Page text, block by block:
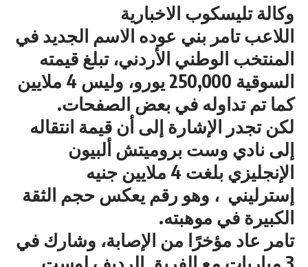
وكالة تليسكوب الاخبارية
اللاعب تامر بني عوده الاسم الجديد في
المنتخب الوطني الأردني، تبلغ قيمته
السوقية 250,000 يورو، وليس 4 ملايين
كما تم تداوله في بعض الصفحات.
لكن تجدر الإشارة إلى أن قيمة انتقاله
إلى نادي وست بروميتش ألبيون
الإنجليزي بلغت 4 ملايين جنيه
إسترليني ، وهو رقم يعكس حجم الثقة
الكبيرة في موهبته.
تامر عاد مؤخرًا من الإصابة، وشارك في